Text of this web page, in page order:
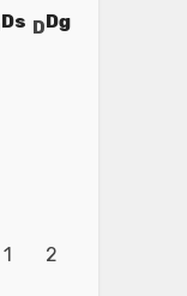
Ds Dg
1 2